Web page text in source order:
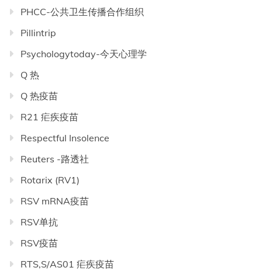
PHCC-公共卫生传播合作组织
Pillintrip
Psychologytoday-今天心理学
Q 热
Q 热疫苗
R21 疟疾疫苗
Respectful Insolence
Reuters -路透社
Rotarix (RV1)
RSV mRNA疫苗
RSV单抗
RSV疫苗
RTS,S/AS01 疟疾疫苗